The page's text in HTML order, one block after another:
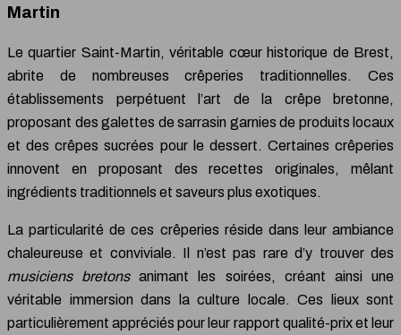
Martin
Le quartier Saint-Martin, véritable cœur historique de Brest,
abrite de nombreuses crêperies traditionnelles. Ces
établissements perpétuent l’art de la crêpe bretonne,
proposant des galettes de sarrasin garnies de produits locaux
et des crêpes sucrées pour le dessert. Certaines crêperies
innovent en proposant des recettes originales, mêlant
ingrédients traditionnels et saveurs plus exotiques.
La particularité de ces crêperies réside dans leur ambiance
chaleureuse et conviviale. Il n’est pas rare d’y trouver des
musiciens bretonsanimant les soirées, créant ainsi une
véritable immersion dans la culture locale. Ces lieux sont
particulièrement appréciés pour leur rapport qualité-prix et leur